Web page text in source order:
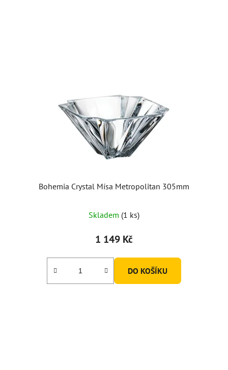
Bohemia Crystal Mísa Metropolitan 305mm
Skladem (1 ks)
1 149 Kč
DO KOŠÍKU